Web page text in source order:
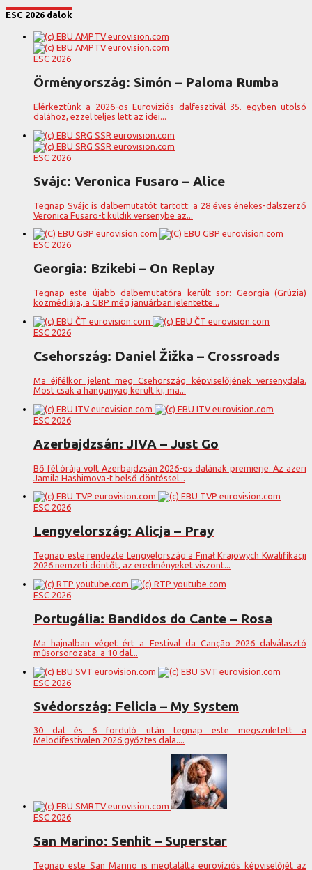
ESC 2026 dalok
ESC 2026
Örményország: Simón – Paloma Rumba
Elérkeztünk a 2026-os Eurovíziós dalfesztivál 35. egyben utolsó
dalához, ezzel teljes lett az idei...
ESC 2026
Svájc: Veronica Fusaro – Alice
Tegnap Svájc is dalbemutatót tartott: a 28 éves énekes-dalszerző
Veronica Fusaro-t küldik versenybe az...
ESC 2026
Georgia: Bzikebi – On Replay
Tegnap este újabb dalbemutatóra került sor: Georgia (Grúzia)
közmédiája, a GBP még januárban jelentette...
ESC 2026
Csehország: Daniel Žižka – Crossroads
Ma éjfélkor jelent meg Csehország képviselőjének versenydala.
Most csak a hanganyag került ki, ma...
ESC 2026
Azerbajdzsán: JIVA – Just Go
Bő fél órája volt Azerbajdzsán 2026-os dalának premierje. Az azeri
Jamila Hashimova-t belső döntéssel...
ESC 2026
Lengyelország: Alicja – Pray
Tegnap este rendezte Lengyelország a Finał Krajowych Kwalifikacji
2026 nemzeti döntőt, az eredményeket viszont...
ESC 2026
Portugália: Bandidos do Cante – Rosa
Ma hajnalban véget ért a Festival da Canção 2026 dalválasztó
műsorsorozata. a 10 dal...
ESC 2026
Svédország: Felicia – My System
30 dal és 6 forduló után tegnap este megszületett a
Melodifestivalen 2026 győztes dala....
ESC 2026
San Marino: Senhit – Superstar
Tegnap este San Marino is megtalálta eurovíziós képviselőjét az